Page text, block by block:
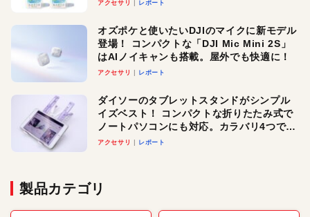
アクセサリ レポート
オズポケと使いたいDJIのマイクに新モデル
登場！ コンパクトな「DJI Mic Mini 2S」
はAIノイキャンも搭載。屋外でも快適に！
アクセサリ レポート
ダイソーのタブレットスタンドがシンプル
イズベスト！ コンパクトな折りたたみ式で
ノートパソコンにも対応。カラバリ4つで選
べる楽しさも
アクセサリ レポート
製品カテゴリ